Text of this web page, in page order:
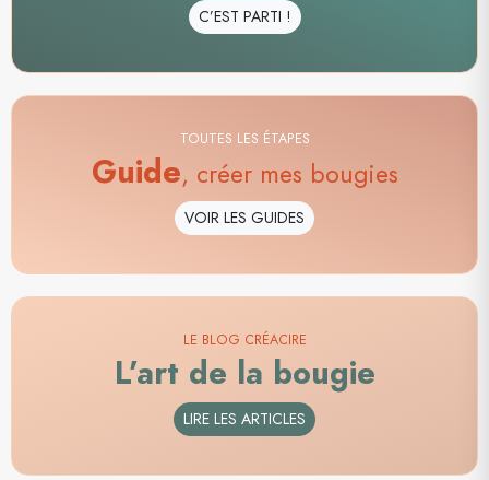
C’EST PARTI !
TOUTES LES ÉTAPES
Guide, créer mes bougies
VOIR LES GUIDES
LE BLOG CRÉACIRE
L’art de la bougie
LIRE LES ARTICLES